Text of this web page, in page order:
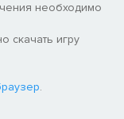
необходимо
скачать игру
.